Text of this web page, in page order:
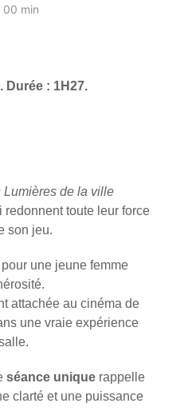
00 min
Durée : 1H27.
Lumières de la ville
redonnent toute leur force
son jeu.
une jeune femme
attachée au cinéma de
une vraie expérience
séance unique rappelle
clarté et une puissance